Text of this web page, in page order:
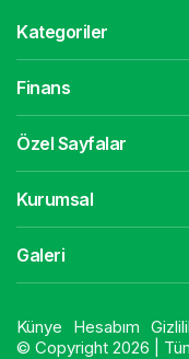
Kategoriler
Finans
Özel Sayfalar
Kurumsal
Galeri
Künye Hesabım
© Copyright 2026 | Tüm